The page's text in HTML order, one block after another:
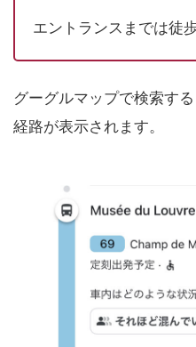
エントランスまでは徒
グーグルマップで検索す
経路が表示されます。